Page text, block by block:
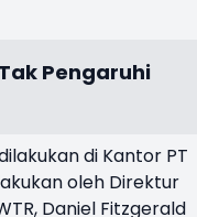
Pengaruhi
di Kantor PT
oleh Direktur
Daniel Fitzgerald